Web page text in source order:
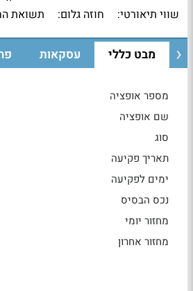
שווי תיאורטי:
חוזה גלום: תשואת
מבט כללי עסקאות
מספר אופציה
שם אופציה
סוג
תאריך פקיעה
ימים לפקיעה
נכס הבסיס
מחזור יומי
מחזור אחרון